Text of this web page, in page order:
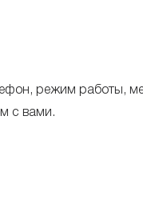
вклады
с доставкой на
с
режим работы,
с вами.